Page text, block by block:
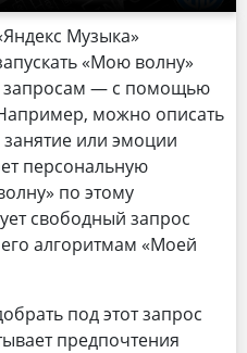
Музыка»
«Мою волну»
запросам — с помощью
можно описать
или эмоции
персональную
по этому
свободный запрос
алгоритмам «Моей
под этот запрос
предпочтения